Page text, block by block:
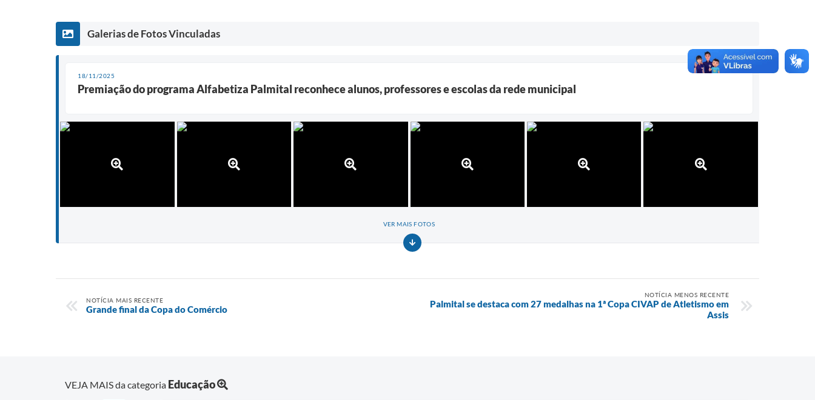
Galerias de Fotos Vinculadas
18/11/2025
Premiação do programa Alfabetiza Palmital reconhece alunos, professores e escolas da rede municipal
VER MAIS FOTOS
NOTÍCIA MAIS RECENTE
Grande final da Copa do Comércio
NOTÍCIA MENOS RECENTE
Palmital se destaca com 27 medalhas na 1ª Copa CIVAP de Atletismo em
Assis
VEJA MAIS da categoria Educação